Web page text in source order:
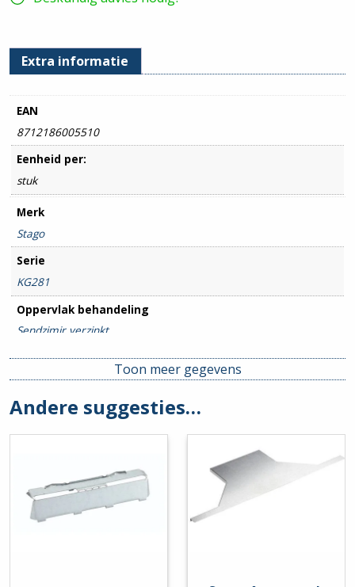
Extra informatie
EAN
8712186005510
Eenheid per:
stuk
Merk
Stago
Serie
KG281
Oppervlak behandeling
Sendzimir verzinkt
Breedte goot
330mm
Hulpstuk
Toon meer gegevens
Andere suggesties…